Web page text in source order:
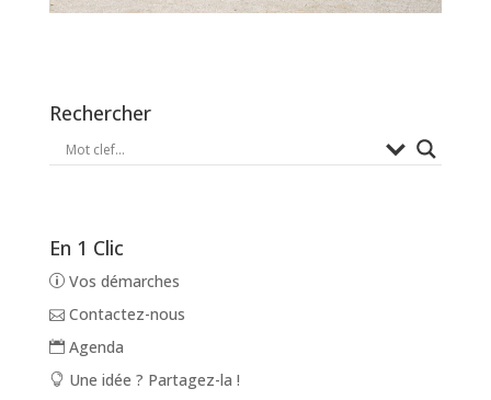
Rechercher
En 1 Clic
Vos démarches
Contactez-nous
Agenda
Une idée ? Partagez-la !